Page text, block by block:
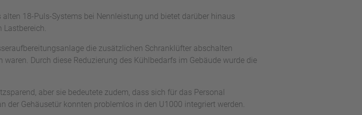
18-Puls-Systems bei Nennleistung und bietet darüber hinaus
Lastbereich.
die zusätzlichen Schranklüfter abschalten
Durch diese Reduzierung des Kühlbedarfs im Gebäude wurde die
aber sie bedeutete zudem, dass sich für das Personal
der Gehäusetür konnten problemlos in den U1000 integriert werden.